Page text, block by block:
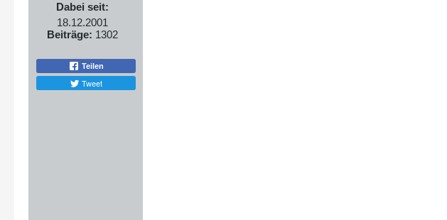
Dabei seit:
18.12.2001
Beiträge: 1302
Teilen
Tweet